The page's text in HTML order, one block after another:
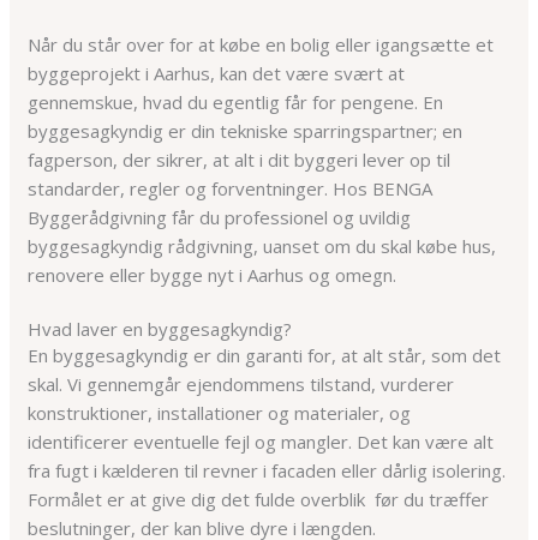
Når du står over for at købe en bolig eller igangsætte et
byggeprojekt i Aarhus, kan det være svært at
gennemskue, hvad du egentlig får for pengene. En
byggesagkyndig er din tekniske sparringspartner; en
fagperson, der sikrer, at alt i dit byggeri lever op til
standarder, regler og forventninger. Hos BENGA
Byggerådgivning får du professionel og uvildig
byggesagkyndig rådgivning, uanset om du skal købe hus,
renovere eller bygge nyt i Aarhus og omegn.
Hvad laver en byggesagkyndig?
En byggesagkyndig er din garanti for, at alt står, som det
skal. Vi gennemgår ejendommens tilstand, vurderer
konstruktioner, installationer og materialer, og
identificerer eventuelle fejl og mangler. Det kan være alt
fra fugt i kælderen til revner i facaden eller dårlig isolering.
Formålet er at give dig det fulde overblik før du træffer
beslutninger, der kan blive dyre i længden.